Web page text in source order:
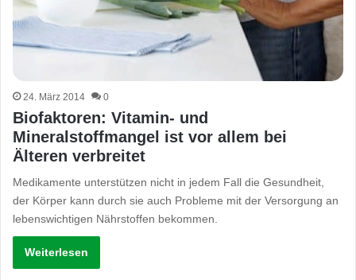
24. März 2014 0
Biofaktoren: Vitamin- und
Mineralstoffmangel ist vor allem bei
Älteren verbreitet
Medikamente unterstützen nicht in jedem Fall die Gesundheit,
der Körper kann durch sie auch Probleme mit der Versorgung an
lebenswichtigen Nährstoffen bekommen.
Weiterlesen